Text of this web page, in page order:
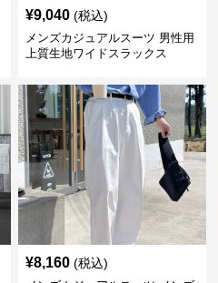
¥9,040 (税込)
メンズカジュアルスーツ 男性用
上質生地ワイドスラックス
¥8,160 (税込)